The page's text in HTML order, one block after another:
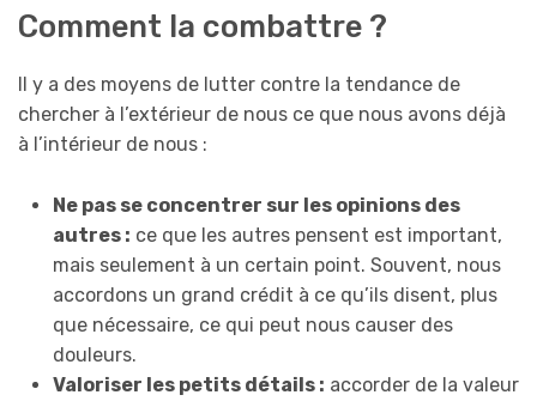
Comment la combattre ?
Il y a des moyens de lutter contre la tendance de
chercher à l’extérieur de nous ce que nous avons déjà
à l’intérieur de nous :
Ne pas se concentrer sur les opinions des
autres : ce que les autres pensent est important,
mais seulement à un certain point. Souvent, nous
accordons un grand crédit à ce qu’ils disent, plus
que nécessaire, ce qui peut nous causer des
douleurs.
Valoriser les petits détails : accorder de la valeur